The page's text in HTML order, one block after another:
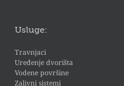
Usluge:
Travnjaci
Uređenje dvorišta
Vodene površine
Zalivni sistemi